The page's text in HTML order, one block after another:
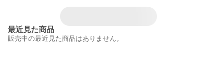
最近見た商品
販売中の最近見た商品はありません。